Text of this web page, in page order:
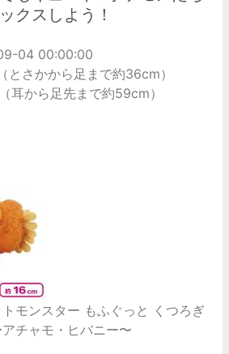
クスしよう！
04 00:00:00
とさかから足まで約36cm）
耳から足先まで約59cm）
トモンスター もふぐっと くつろぎ
チャモ・ヒバニー〜